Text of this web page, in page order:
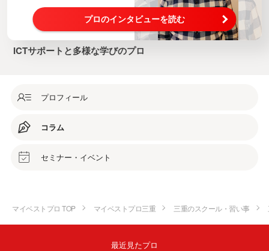
プロのインタビューを読む
ICTサポートと多様な学びのプロ
プロフィール
コラム
セミナー・イベント
マイベストプロ TOP マイベストプロ三重 三重のスクール・習い事
最近見たプロ